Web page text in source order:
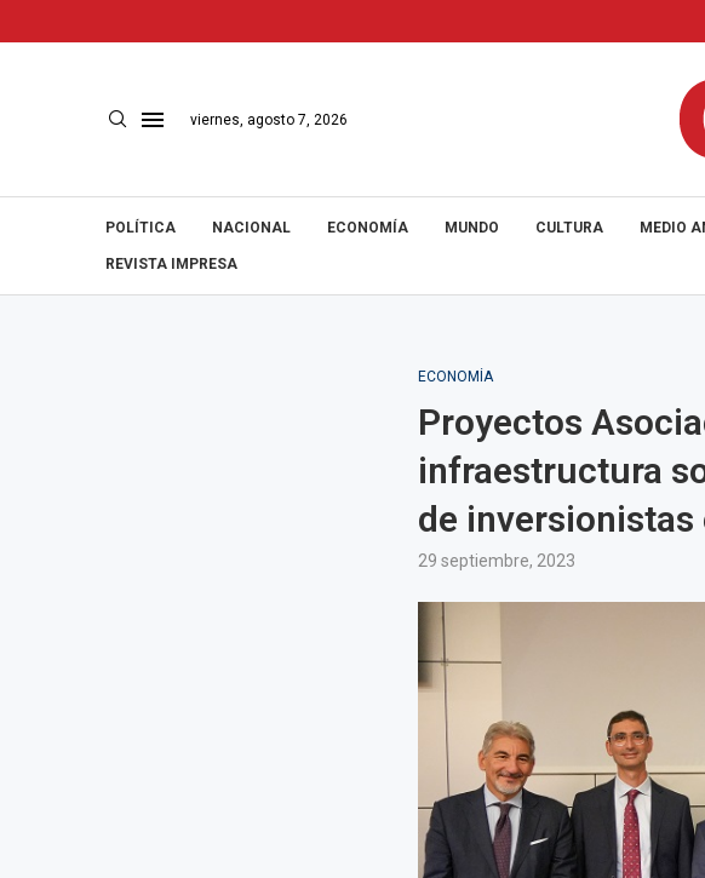
viernes, agosto 7, 2026
POLÍTICA NACIONAL ECONOMÍA MUNDO CULTURA MEDIO
REVISTA IMPRESA
ECONOMÍA
Proyectos
infraestructura
de inversionistas
29 septiembre, 2023